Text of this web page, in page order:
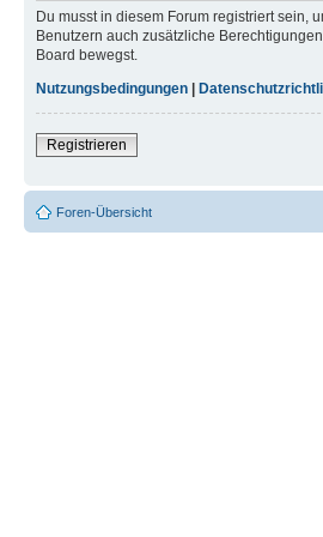
Du musst in diesem Forum registriert sein,
Benutzern auch zusätzliche
Board bewegst.
Nutzungsbedingungen |
Registrieren
Foren-Übersicht